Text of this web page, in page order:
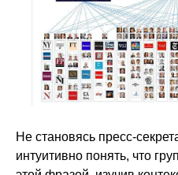
Не становясь пресс-
интуитивно понять, что